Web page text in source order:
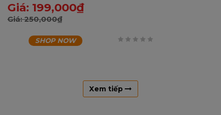
Giá: 199,000₫
Giá:250,000₫
SHOP NOW
Xem tiếp